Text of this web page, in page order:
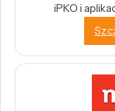
iPKO i